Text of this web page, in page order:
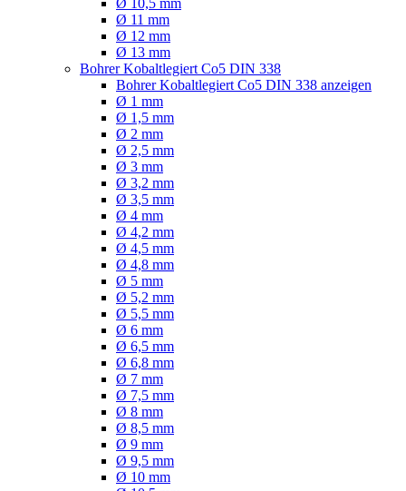
Ø 11 mm
Ø 12 mm
Ø 13 mm
Bohrer Kobaltlegiert Co5 DIN 338
Bohrer Kobaltlegiert Co5 DIN 338 anzeigen
Ø 1 mm
Ø 1,5 mm
Ø 2 mm
Ø 2,5 mm
Ø 3 mm
Ø 3,2 mm
Ø 3,5 mm
Ø 4 mm
Ø 4,2 mm
Ø 4,5 mm
Ø 4,8 mm
Ø 5 mm
Ø 5,2 mm
Ø 5,5 mm
Ø 6 mm
Ø 6,5 mm
Ø 6,8 mm
Ø 7 mm
Ø 7,5 mm
Ø 8 mm
Ø 8,5 mm
Ø 9 mm
Ø 9,5 mm
Ø 10 mm